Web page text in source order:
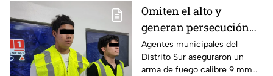
Omiten el alto y
generan persecución
en Ciudad Juárez; tres
son menores de edad
Agentes municipales del
Distrito Sur aseguraron un
arma de fuego calibre 9 mm